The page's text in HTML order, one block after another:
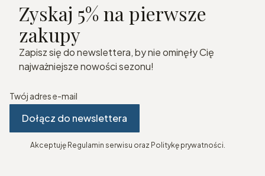
Zyskaj 5% na pierwsze
zakupy
Zapisz się do newslettera, by nie ominęły Cię
najważniejsze nowości sezonu!
Twój adres e-mail
Dołącz do newslettera
Akceptuję Regulamin serwisu oraz Politykę prywatności.